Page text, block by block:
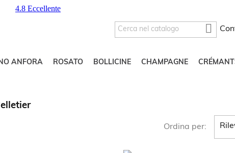

ANFORA ROSATO BOLLICINE CHAMPAGNE
Ordina per: